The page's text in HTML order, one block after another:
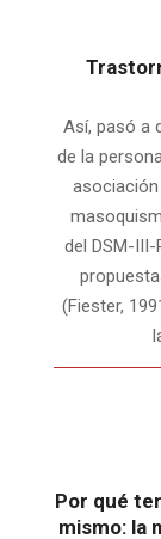
Así, pasó a
de la
del DSM-
(Fiester,
Por qué
mismo: la